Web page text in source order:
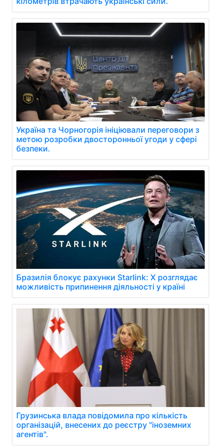
Україна та Чорногорія ініціювали переговори з
метою розробки двосторонньої угоди у сфері
безпеки.
Бразилія блокує рахунки Starlink: X розглядає
можливість припинення діяльності у країні
Грузинська влада повідомила про кількість
організацій, внесених до реєстру "іноземних
агентів".